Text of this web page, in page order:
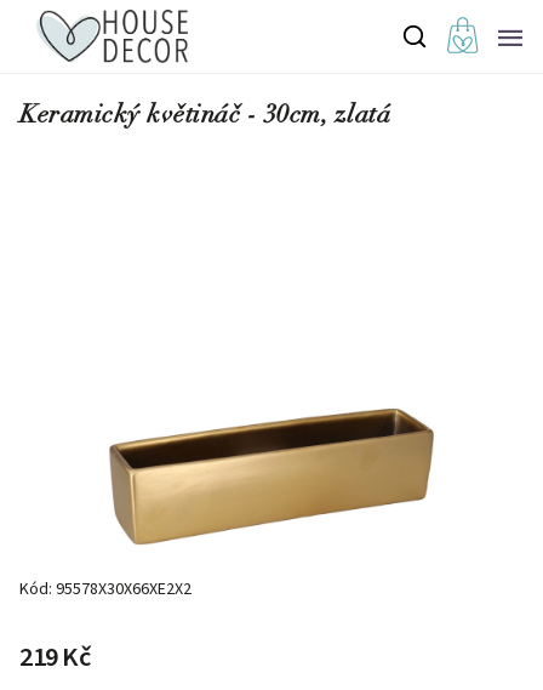
Keramický květináč - 30cm, zlatá
Kód: 95578X30X66XE2X2
219 Kč